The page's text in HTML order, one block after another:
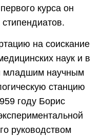
курса он
на соискание
наук и в
младшим научным
станцию
году Борис
руководством